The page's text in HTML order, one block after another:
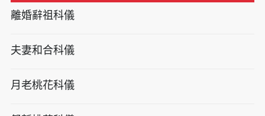
離婚辭祖科儀
夫妻和合科儀
月老桃花科儀